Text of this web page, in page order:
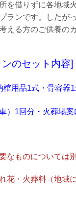
を借りずに各地域
ランです。したが
える方のご供養の
のセット内容]
棺用品1式・骨容器
）1回分・火葬場案
なものについては
・火葬料（地域に